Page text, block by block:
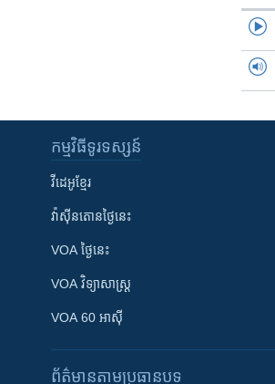
កម្មវិធី​ទូរទស្សន៍
វីដេអូ​ខ្មែរ
វ៉ាស៊ីនតោន​ថ្ងៃ​នេះ
VOA ថ្ងៃនេះ
VOA ​វិទ្យាសាស្ត្រ
VOA 60 អាស៊ី
ព័ត៌មាន​តាមប្រធានបទ​